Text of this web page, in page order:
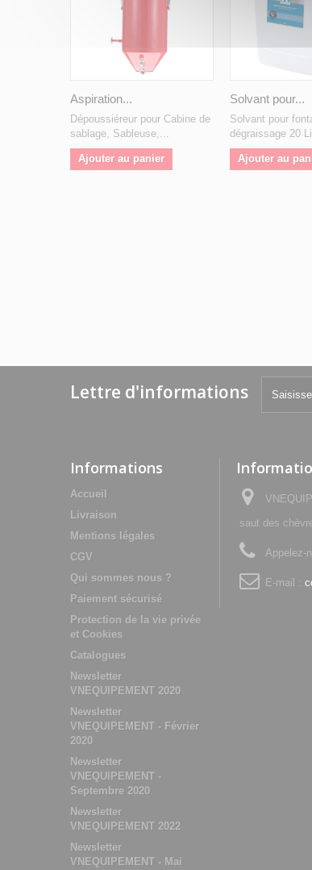
Aspiration...
Dépoussiéreur pour Cabine de
sablage, Sableuse,...
Ajouter au panier
Solvant pour...
Solvant pour
dégraissage 20
Ajouter au
Lettre d'informations
Informations
Accueil
Livraison
Mentions légales
CGV
Qui sommes nous ?
Paiement sécurisé
Protection de la vie privée
et Cookies
Catalogues
Newsletter
VNEQUIPEMENT 2020
Newsletter
VNEQUIPEMENT - Février
2020
Newsletter
VNEQUIPEMENT -
Septembre 2020
Newsletter
VNEQUIPEMENT 2022
Newsletter
VNEQUIPEMENT - Mai
saut des
Appelez-
E-mail :